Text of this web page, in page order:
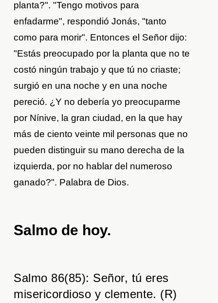
planta?". "Tengo motivos para
enfadarme", respondió Jonás, "tanto
como para morir". Entonces el Señor dijo:
"Estás preocupado por la planta que no te
costó ningún trabajo y que tú no criaste;
surgió en una noche y en una noche
pereció. ¿Y no debería yo preocuparme
por Nínive, la gran ciudad, en la que hay
más de ciento veinte mil personas que no
pueden distinguir su mano derecha de la
izquierda, por no hablar del numeroso
ganado?". Palabra de Dios.
Salmo de hoy.
Salmo 86(85): Señor, tú eres
misericordioso y clemente. (R)